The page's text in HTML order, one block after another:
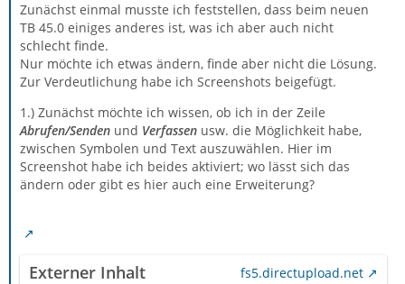
Zunächst einmal musste ich feststellen, dass beim neuen
TB 45.0 einiges anderes ist, was ich aber auch nicht
schlecht finde.
Nur möchte ich etwas ändern, finde aber nicht die Lösung.
Zur Verdeutlichung habe ich Screenshots beigefügt.
1.) Zunächst möchte ich wissen, ob ich in der Zeile
Abrufen/Senden und Verfassen usw. die Möglichkeit habe,
zwischen Symbolen und Text auszuwählen. Hier im
Screenshot habe ich beides aktiviert; wo lässt sich das
ändern oder gibt es hier auch eine Erweiterung?
Externer Inhalt
fs5.directupload.net